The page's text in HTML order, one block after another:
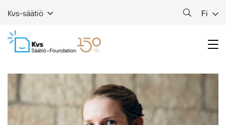
Kvs-säätiö Fi